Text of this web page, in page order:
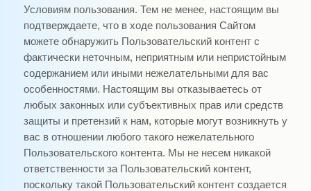
Условиям пользования. Тем не менее, настоящим вы
подтверждаете, что в ходе пользования Сайтом
можете обнаружить Пользовательский контент с
фактически неточным, неприятным или непристойным
содержанием или иными нежелательными для вас
особенностями. Настоящим вы отказываетесь от
любых законных или субъективных прав или средств
защиты и претензий к нам, которые могут возникнуть у
вас в отношении любого такого нежелательного
Пользовательского контента. Мы не несем никакой
ответственности за Пользовательский контент,
поскольку такой Пользовательский контент создается